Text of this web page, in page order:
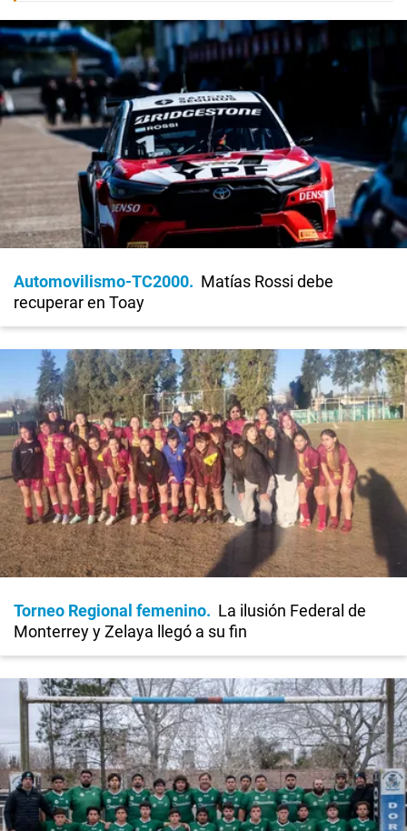
Automovilismo-TC2000
Matías Rossi debe
recuperar en Toay
Torneo Regional femenino
La ilusión Federal de
Monterrey y Zelaya llegó a su fin